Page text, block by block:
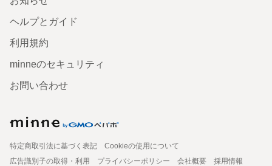
ヘルプとガイド
利用規約
minneのセキュリティ
お問い合わせ
特定商取引法に基づく表記
Cookieの使用について
広告識別子の取得・利用
プライバシーポリシー 会社概要
採用情報